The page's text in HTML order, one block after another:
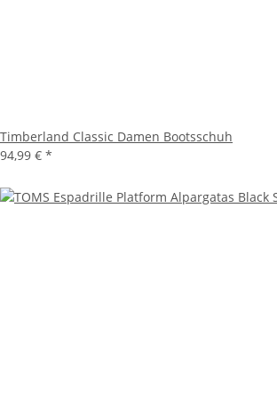
Timberland Classic Damen Bootsschuh
94,99 € *